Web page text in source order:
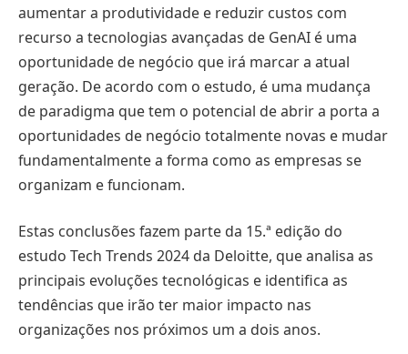
aumentar a produtividade e reduzir custos com
recurso a tecnologias avançadas de GenAI é uma
oportunidade de negócio que irá marcar a atual
geração. De acordo com o estudo, é uma mudança
de paradigma que tem o potencial de abrir a porta a
oportunidades de negócio totalmente novas e mudar
fundamentalmente a forma como as empresas se
organizam e funcionam.
Estas conclusões fazem parte da 15.ª edição do
estudo Tech Trends 2024 da Deloitte, que analisa as
principais evoluções tecnológicas e identifica as
tendências que irão ter maior impacto nas
organizações nos próximos um a dois anos.